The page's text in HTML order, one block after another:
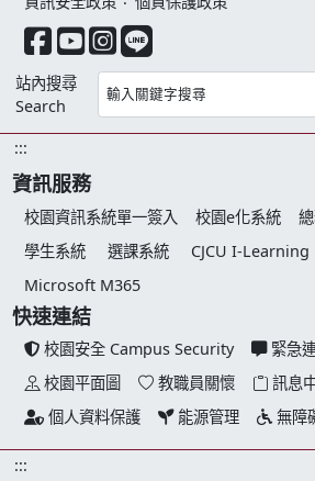
facebook 連結
youtube 連結
instagram 連結
line 連結
站內搜尋
Search
:::
資訊服務
校園資訊系統單一簽入 校園e化系統
學生系統
選課系統 CJCU I-Learning
Microsoft M365
快速連結
校園安全 Campus Security 緊急
校園平面圖
教職員關懷 訊息
個人資料保護
能源管理 無障
:::